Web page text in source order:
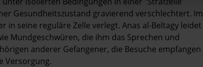
Gesundheitszustand gravierend verschlechtert. Im
in seine reguläre Zelle verlegt. Anas al-Beltagy leidet
Mundgeschwüren, die ihm das Sprechen und
anderer Gefangener, die Besuche empfangen
Versorgung.